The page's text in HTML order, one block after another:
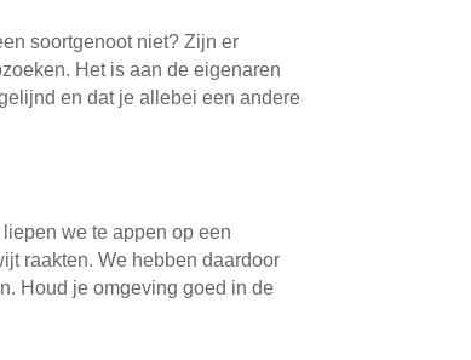
soortgenoot niet? Zijn er
Het is aan de eigenaren
en dat je allebei een andere
we te appen op een
raakten. We hebben daardoor
Houd je omgeving goed in de